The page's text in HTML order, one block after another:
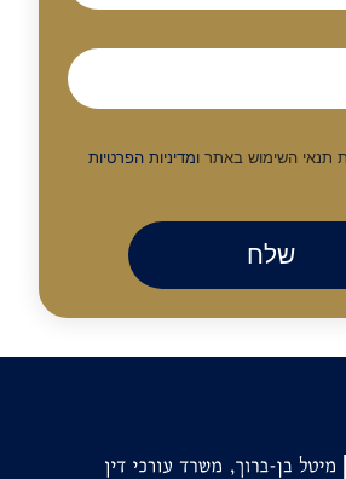
תנאי השימוש באתר ומדיניות הפרטיות